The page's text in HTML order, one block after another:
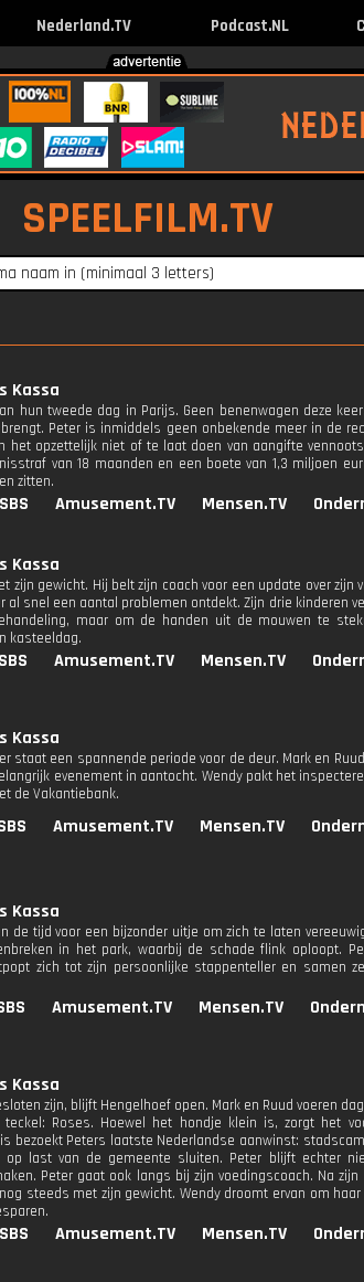
Nederland.TV Podcast.NL
SPEELFILM.TV
Kassa
hun tweede dag in Parijs. Geen benenwagen deze
Peter is inmiddels geen onbekende meer in de
het opzettelijk niet of te laat doen van aangifte
van 18 maanden en een boete van 1,3 miljoen
zitten.
SBS Amusement.TV Mensen.TV
Kassa
zijn gewicht. Hij belt zijn coach voor een update over
al snel een aantal problemen ontdekt. Zijn drie kinderen
maar om de handen uit de mouwen te
kasteeldag.
SBS Amusement.TV Mensen.TV
Kassa
staat een spannende periode voor de deur. Mark en
evenement in aantocht. Wendy pakt het
de Vakantiebank.
Amusement.TV Mensen.TV
Kassa
de tijd voor een bijzonder uitje om zich te laten
in het park, waarbij de schade flink oploopt.
zich tot zijn persoonlijke stappenteller en samen
Amusement.TV Mensen.TV
Kassa
zijn, blijft Hengelhoef open. Mark en Ruud voeren
Roses. Hoewel het hondje klein is, zorgt het
bezoekt Peters laatste Nederlandse aanwinst:
op last van de gemeente sluiten. Peter blijft echter
Peter gaat ook langs bij zijn voedingscoach. Na
steeds met zijn gewicht. Wendy droomt ervan om
SBS Amusement.TV Mensen.TV